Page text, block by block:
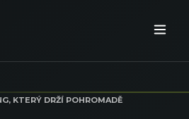
KTERÝ DRŽÍ POHROMADĚ